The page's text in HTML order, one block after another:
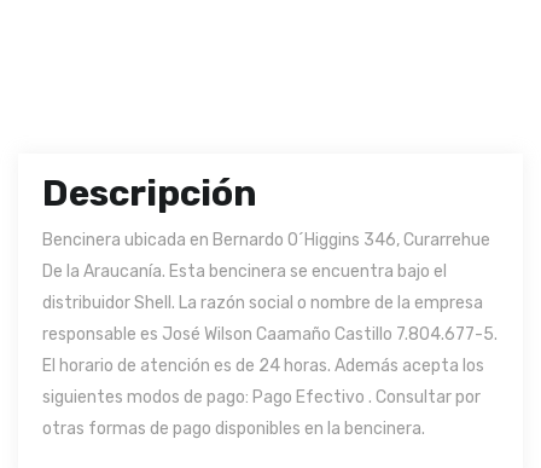
Descripción
Bencinera ubicada en Bernardo O´Higgins 346, Curarrehue
De la Araucanía. Esta bencinera se encuentra bajo el
distribuidor Shell. La razón social o nombre de la empresa
responsable es José Wilson Caamaño Castillo 7.804.677-5.
El horario de atención es de 24 horas. Además acepta los
siguientes modos de pago: Pago Efectivo . Consultar por
otras formas de pago disponibles en la bencinera.